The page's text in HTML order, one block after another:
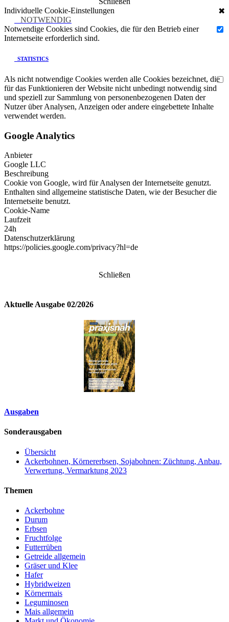
Individuelle Cookie-Einstellungen
✖
NOTWENDIG
Notwendige Cookies sind Cookies, die für den Betrieb einer
Internetseite erforderlich sind.
STATISTICS
Als nicht notwendige Cookies werden alle Cookies bezeichnet, die
für das Funktionieren der Website nicht unbedingt notwendig sind
und speziell zur Sammlung von personenbezogenen Daten der
Nutzer über Analysen, Anzeigen oder andere eingebettete Inhalte
verwendet werden.
Google Analytics
Anbieter
Google LLC
Beschreibung
Cookie von Google, wird für Analysen der Internetseite genutzt.
Enthalten sind allgemeine statistische Daten, wie der Besucher die
Internetseite benutzt.
Cookie-Name
Laufzeit
24h
Datenschutzerklärung
https://policies.google.com/privacy?hl=de
Schließen
Aktuelle Ausgabe 02/2026
Ausgaben
Sonderausgaben
Übersicht
Ackerbohnen, Körnererbsen, Sojabohnen: Züchtung, Anbau,
Verwertung, Vermarktung 2023
Themen
Ackerbohne
Durum
Erbsen
Fruchtfolge
Futterrüben
Getreide allgemein
Gräser und Klee
Hafer
Hybridweizen
Körnermais
Leguminosen
Mais allgemein